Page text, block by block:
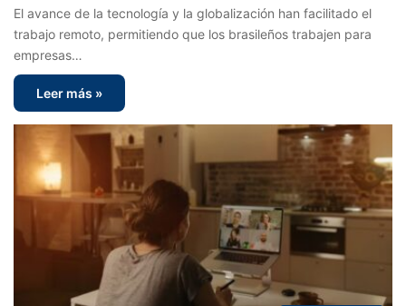
El avance de la tecnología y la globalización han facilitado el
trabajo remoto, permitiendo que los brasileños trabajen para
empresas…
Leer más »